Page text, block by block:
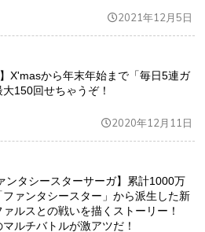
2021年12月5日
】X'masから年末年始まで「毎日5連ガ
150回せちゃうぞ！
2020年12月11日
ンタシースターサーガ】累計1000万
ファンタシースター」から派生した新
ァルスとの戦いを描くストーリー！
ルチバトルが激アツだ！